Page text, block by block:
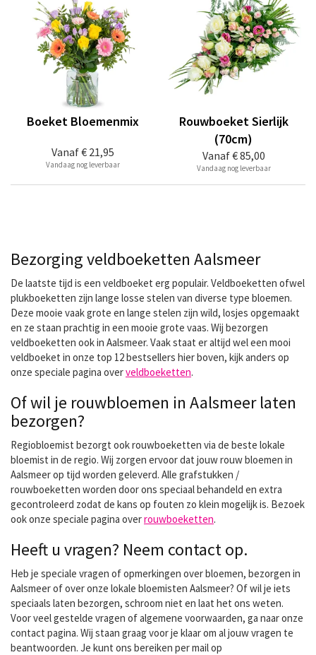
Vanaf€ 21,95
Boeket Bloemenmix
Vandaag nog leverbaar
Vanaf€ 85,00
Rouwboeket Sierlijk
(70cm)
Vandaag nog leverbaar
Bezorging veldboeketten Aalsmeer
De laatste tijd is een veldboeket erg populair. Veldboeketten ofwel
plukboeketten zijn lange losse stelen van diverse type bloemen.
Deze mooie vaak grote en lange stelen zijn wild, losjes opgemaakt
en ze staan prachtig in een mooie grote vaas. Wij bezorgen
veldboeketten ook in Aalsmeer. Vaak staat er altijd wel een mooi
veldboeket in onze top 12 bestsellers hier boven, kijk anders op
onze speciale pagina overveldboeketten.
Of wil je rouwbloemen in Aalsmeer laten
bezorgen?
Regiobloemist bezorgt ook rouwboeketten via de beste lokale
bloemist in de regio. Wij zorgen ervoor dat jouw rouw bloemen in
Aalsmeer op tijd worden geleverd. Alle grafstukken /
rouwboeketten worden door ons speciaal behandeld en extra
gecontroleerd zodat de kans op fouten zo klein mogelijk is. Bezoek
ook onze speciale pagina overrouwboeketten.
Heeft u vragen? Neem contact op.
Heb je speciale vragen of opmerkingen over bloemen, bezorgen in
Aalsmeer of over onze lokale bloemisten Aalsmeer? Of wil je iets
speciaals laten bezorgen, schroom niet en laat het ons weten.
Voor veel gestelde vragen of algemene voorwaarden, ga naar onze
contact pagina. Wij staan graag voor je klaar om al jouw vragen te
beantwoorden. Je kunt ons bereiken per mail op